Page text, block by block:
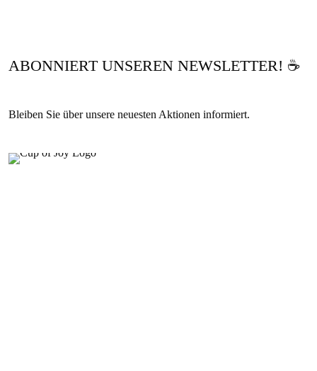
ABONNIERT UNSEREN NEWSLETTER! ☕
Bleiben Sie über unsere neuesten Aktionen informiert.